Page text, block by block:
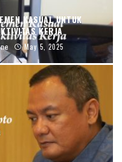
KASUAL UNTUK
KERJA
May 5, 2025